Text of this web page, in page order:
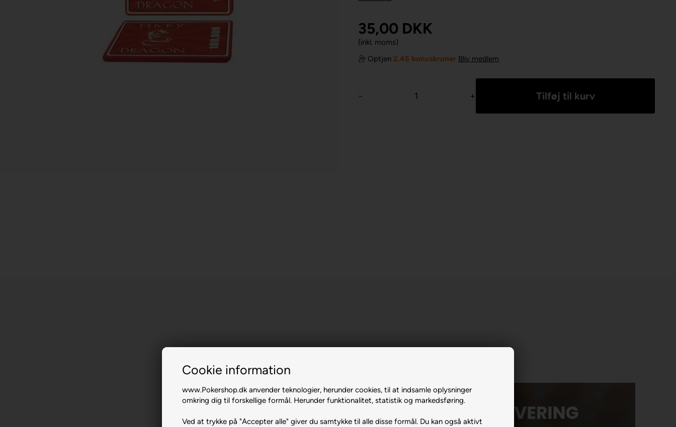
Cookie information
www.Pokershop.dk anvender teknologier, herunder cookies, til at indsamle oplysninger
omkring dig til forskellige formål. Herunder funktionalitet, statistik og markedsføring.
Ved at trykke på "Accepter alle" giver du samtykke til alle disse formål. Du kan også aktivt
35,00 DKK
(inkl. moms)
Optjen 2.45 bonuskroner Bliv medlem
- +